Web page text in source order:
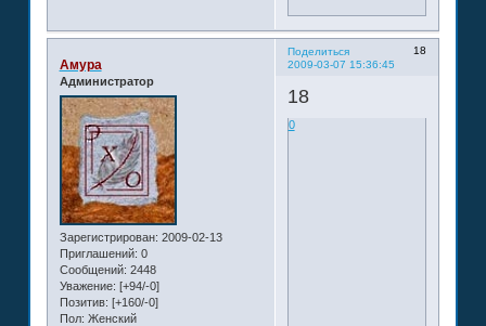
Поделиться
18
2009-03-07 15:36:45
Амура
Администратор
Зарегистрирован: 2009-02-13
Приглашений: 0
Сообщений: 2448
Уважение: [+94/-0]
Позитив: [+160/-0]
Пол: Женский
18
0